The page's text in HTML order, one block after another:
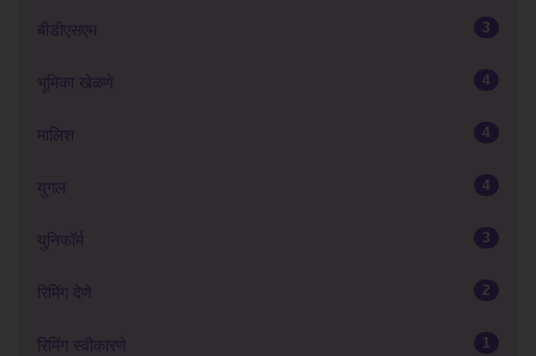
बीडीएसएम 3
भूमिका खेळणे 4
मालिश 4
युगल 4
युनिफॉर्म 3
रिमिंग देणे 2
रिमिंग स्वीकारणे 1